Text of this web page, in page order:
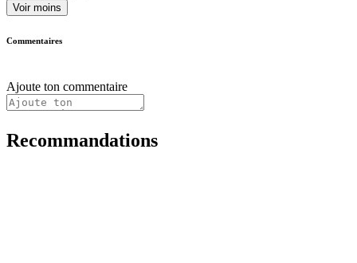
Voir moins
Commentaires
Ajoute ton commentaire
Recommandations